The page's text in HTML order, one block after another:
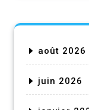
août 2026
juin 2026